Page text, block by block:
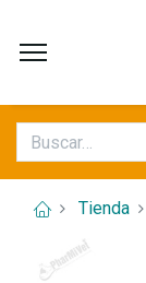
Tienda